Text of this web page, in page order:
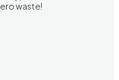
waste!